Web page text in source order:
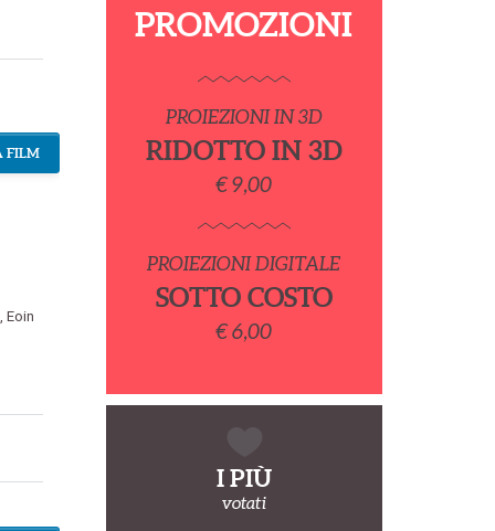
, Eoin
FILM
PROMOZIONI
PROIEZIONI IN 3D
RIDOTTO IN 3D
€ 9,00
PROIEZIONI DIGITALE
SOTTO COSTO
€ 6,00
I PIÙ
votati